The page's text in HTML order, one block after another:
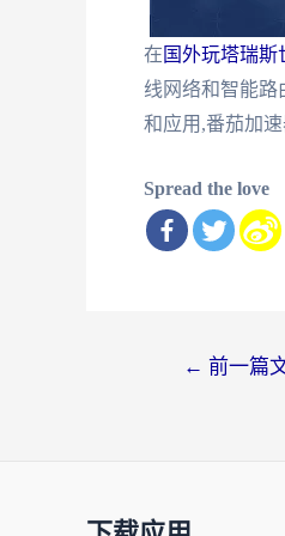
在 国外玩塔瑞
线网络和智能路
和应用,番茄加
Spread the love
← 前一篇